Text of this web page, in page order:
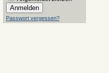
Passwort vergessen?